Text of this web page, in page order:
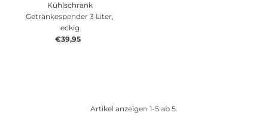
Kühlschrank
Getränkespender 3 Liter,
eckig
Regulärer
€39,95
Artikel anzeigen 1-5 ab 5.